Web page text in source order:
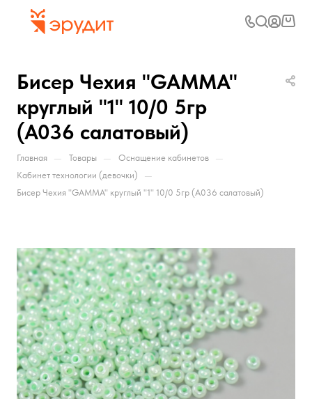
Бисер Чехия "GAMMA"
круглый "1" 10/0 5гр
(A036 салатовый)
Главная — Товары — Оснащение кабинетов —
Кабинет технологии (девочки) —
Бисер Чехия "GAMMA" круглый "1" 10/0 5гр (A036 салатовый)